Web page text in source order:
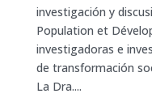
investigación y
Population et
investigadoras e
de transformación
La Dra....